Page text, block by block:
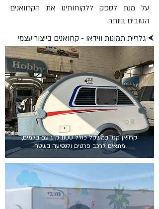
על מנת לספק ללקוחותינו את הקרוואנים
הטובים ביותר.
⮜ גלריית תמונות ווידאו - קרוואנים בייצור עצמי
קרוואן קטן במשקל כולל 1100 ק"ג עם בלמים,
מתאים לרכב פרטים ולנסיעה בשטח